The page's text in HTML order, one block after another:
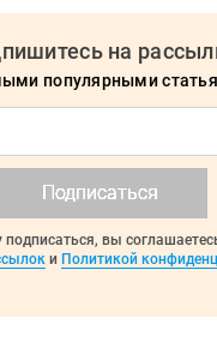
на
популярными
Подписаться
вы
и Политикой